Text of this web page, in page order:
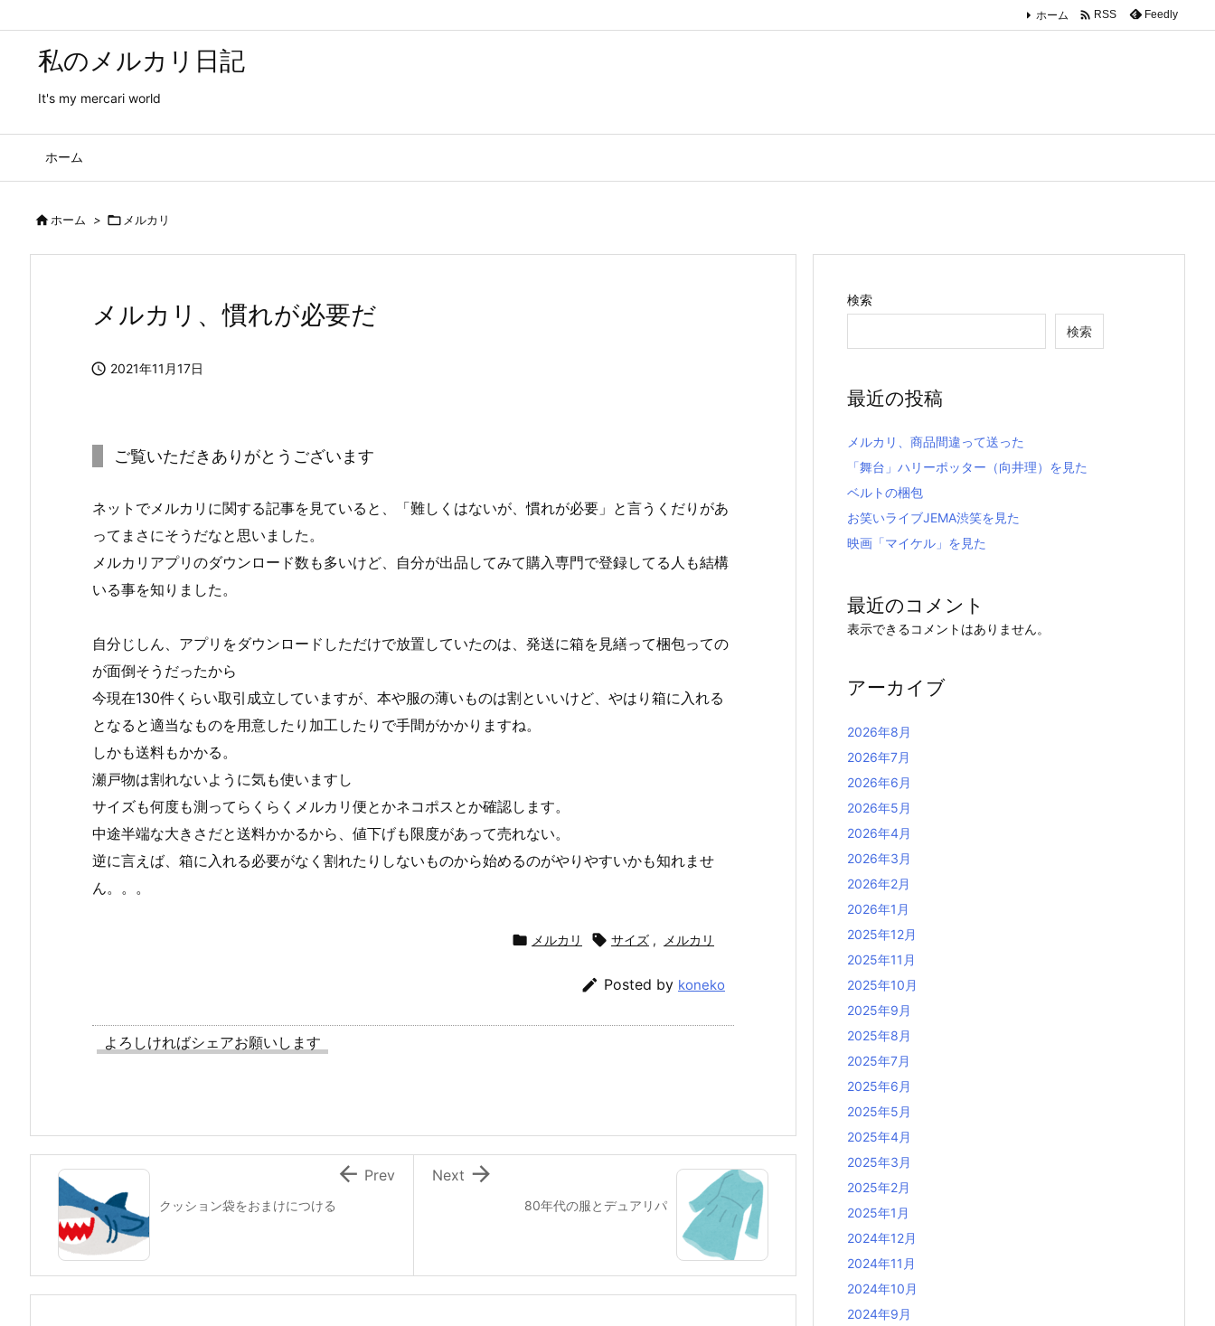
私のメルカリ日記
It's my mercari world
ホーム
ホーム  RSS Feedly
ホーム >  メルカリ
メルカリ、慣れが必要だ
 2021年11月17日
ご覧いただきありがとうございます
ネットでメルカリに関する記事を見ていると、「難しくはないが、慣れが必要」と言うくだりがあ
ってまさにそうだなと思いました。
メルカリアプリのダウンロード数も多いけど、自分が出品してみて購入専門で登録してる人も結構
いる事を知りました。
自分じしん、アプリをダウンロードしただけで放置していたのは、発送に箱を見繕って梱包っての
が面倒そうだったから
今現在130件くらい取引成立していますが、本や服の薄いものは割といいけど、やはり箱に入れる
となると適当なものを用意したり加工したりで手間がかかりますね。
しかも送料もかかる。
瀬戸物は割れないように気も使いますし
サイズも何度も測ってらくらくメルカリ便とかネコポスとか確認します。
中途半端な大きさだと送料かかるから、値下げも限度があって売れない。
逆に言えば、箱に入れる必要がなく割れたりしないものから始めるのがやりやすいかも知れませ
ん。。。
 メルカリ  サイズ , メルカリ
 Posted by koneko
よろしければシェアお願いします
80年代の服とデュアリパ

Next
クッション袋をおまけにつける
 Prev
検索
検索
最近の投稿
メルカリ、商品間違って送った
「舞台」ハリーポッター（向井理）を見た
ベルトの梱包
お笑いライブJEMA渋笑を見た
映画「マイケル」を見た
最近のコメント
表示できるコメントはありません。
アーカイブ
2026年8月
2026年7月
2026年6月
2026年5月
2026年4月
2026年3月
2026年2月
2026年1月
2025年12月
2025年11月
2025年10月
2025年9月
2025年8月
2025年7月
2025年6月
2025年5月
2025年4月
2025年3月
2025年2月
2025年1月
2024年12月
2024年11月
2024年10月
2024年9月